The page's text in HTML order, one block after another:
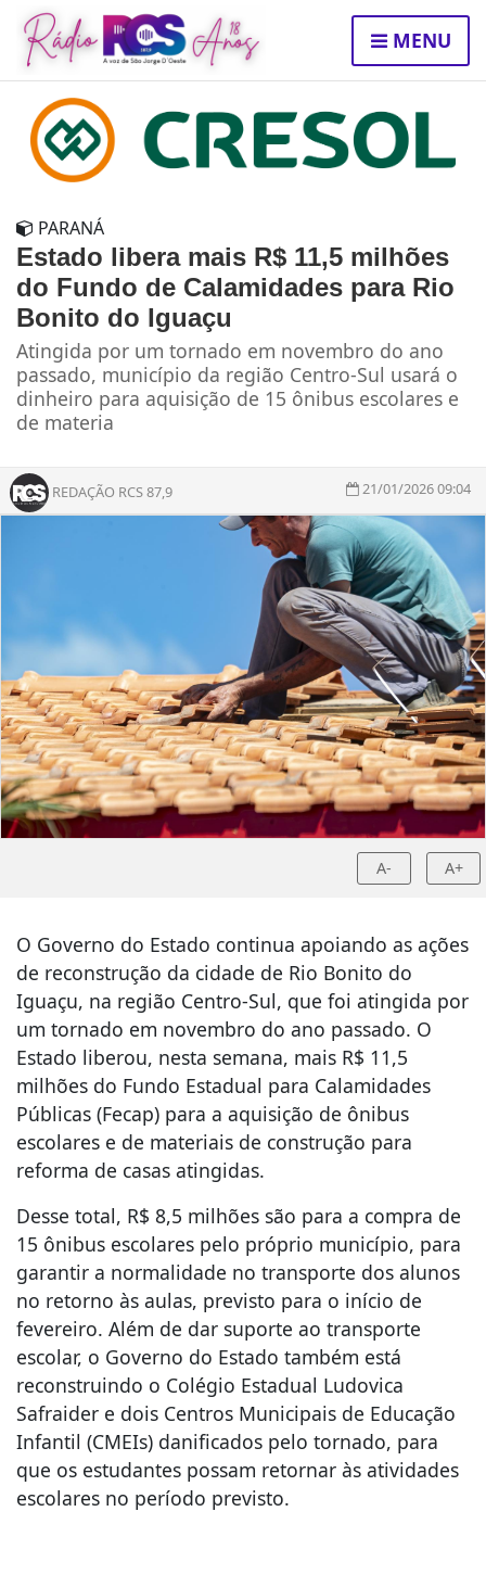
MENU
PARANÁ
Estado libera mais R$ 11,5 milhões
do Fundo de Calamidades para Rio
Bonito do Iguaçu
Atingida por um tornado em novembro do ano
passado, município da região Centro-Sul usará o
dinheiro para aquisição de 15 ônibus escolares e
de materia
REDAÇÃO RCS 87,9 21/01/2026 09:04
A- A+
O Governo do Estado continua apoiando as ações
de reconstrução da cidade de Rio Bonito do
Iguaçu, na região Centro-Sul, que foi atingida por
um tornado em novembro do ano passado. O
Estado liberou, nesta semana, mais R$ 11,5
milhões do Fundo Estadual para Calamidades
Públicas (Fecap) para a aquisição de ônibus
escolares e de materiais de construção para
reforma de casas atingidas.
Desse total, R$ 8,5 milhões são para a compra de
15 ônibus escolares pelo próprio município, para
garantir a normalidade no transporte dos alunos
no retorno às aulas, previsto para o início de
fevereiro. Além de dar suporte ao transporte
escolar, o Governo do Estado também está
reconstruindo o Colégio Estadual Ludovica
Safraider e dois Centros Municipais de Educação
Infantil (CMEIs) danificados pelo tornado, para
que os estudantes possam retornar às atividades
escolares no período previsto.